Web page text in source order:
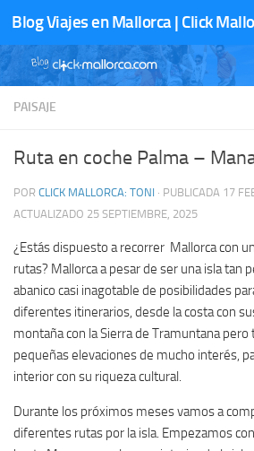
Saltar al contenido
Blog Viajes en Mallorca | Click
PAISAJE
Ruta en coche Palma –
POR CLICK MALLORCA: TONI · PUBLICADA 17
ACTUALIZADO 25 SEPTIEMBRE, 2025
¿Estás dispuesto a recorrer Mallorca con
rutas? Mallorca a pesar de ser una isla tan
abanico casi inagotable de posibilidades
diferentes itinerarios, desde la costa con
montaña con la Sierra de Tramuntana
pequeñas elevaciones de mucho interés,
interior con su riqueza cultural.
Durante los próximos meses vamos a
diferentes rutas por la isla. Empezamos